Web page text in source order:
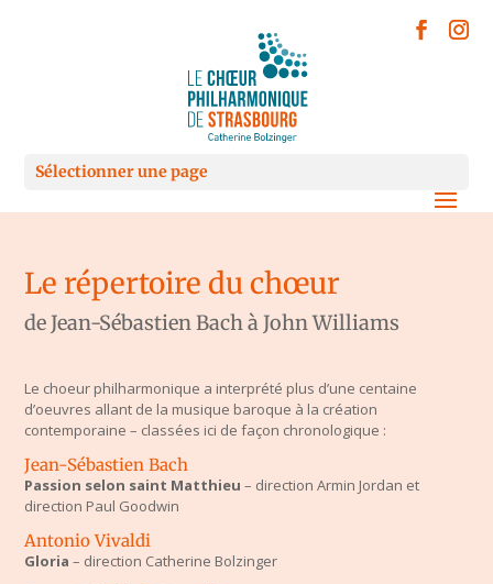
Sélectionner une page
Le répertoire du chœur
de Jean-Sébastien Bach à John Williams
Le choeur philharmonique a interprété plus d’une centaine
d’oeuvres allant de la musique baroque à la création
contemporaine – classées ici de façon chronologique :
Jean-Sébastien Bach
Passion selon saint Matthieu – direction Armin Jordan et
direction Paul Goodwin
Antonio Vivaldi
Gloria – direction Catherine Bolzinger